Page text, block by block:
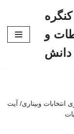
و
دانش
وبیناری/ آیت